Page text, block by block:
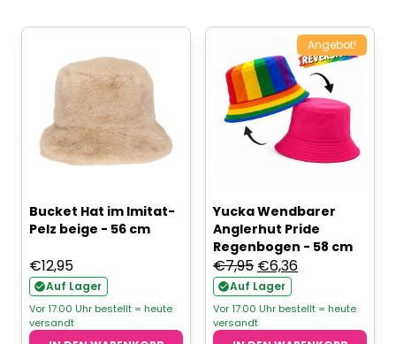
Bucket Hat im Imitat-
Pelz beige - 56 cm
€12,95
Auf Lager
Vor 17:00 Uhr bestellt = heute
versandt
Angebot!
Yucka Wendbarer
Anglerhut Pride
Regenbogen - 58 cm
€7,95 Ursprünglicher
Preis
war:
€7,95
€6,36Aktueller
ist:
€6,36.
Auf Lager
Vor 17:00 Uhr bestellt = heute
versandt